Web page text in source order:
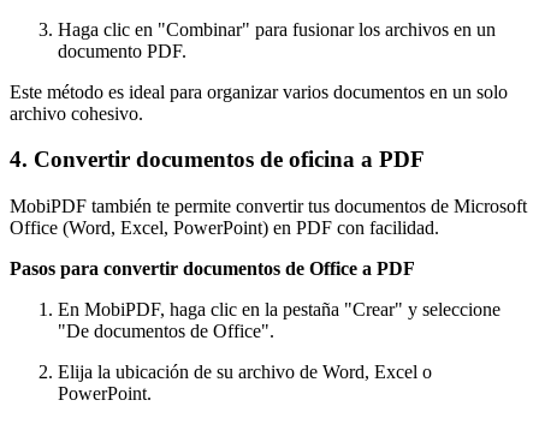
Haga clic en "Combinar" para fusionar los archivos en un
documento PDF.
Este método es ideal para organizar varios documentos en un solo
archivo cohesivo.
4. Convertir documentos de oficina a PDF
MobiPDF también te permite convertir tus documentos de Microsoft
Office (Word, Excel, PowerPoint) en PDF con facilidad.
Pasos para convertir documentos de Office a PDF
En MobiPDF, haga clic en la pestaña "Crear" y seleccione
"De documentos de Office".
Elija la ubicación de su archivo de Word, Excel o
PowerPoint.